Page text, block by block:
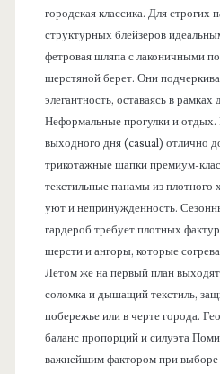
городская классика. Для строгих
структурных блейзеров
фетровая шляпа с лаконичными
шерстяной берет. Они
элегантность, оставаясь в рамках
Неформальные прогулки и отдых.
выходного дня (casual) отлично
трикотажные шапки премиум-
текстильные панамы из плотного
уют и непринужденность.
гардероб требует плотных
шерсти и ангоры, которые
Летом же на первый план выходят
соломка и дышащий текстиль,
побережье или в черте города.
баланс пропорций и силуэта
важнейшим фактором при выборе